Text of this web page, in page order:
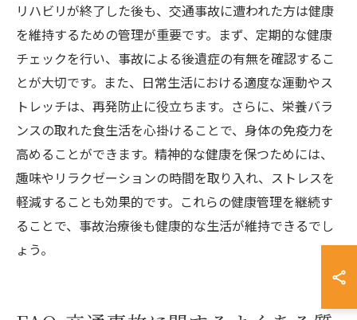
リハビリが終了した後も、交通事故に遭われた方は健康
を維持するための管理が重要です。まず、定期的な健康
チェックを行い、事故による後遺症の有無を確認するこ
とが大切です。また、日常生活における適度な運動やス
トレッチは、再発防止に役立ちます。さらに、栄養バラ
ンスの取れた食生活を心掛けることで、身体の免疫力を
高めることができます。精神的な健康を保つためには、
趣味やリラクゼーションの時間を取り入れ、ストレスを
軽減することも効果的です。これらの健康管理を継続す
ることで、事故治療後も健康的な生活が維持できるでし
ょう。